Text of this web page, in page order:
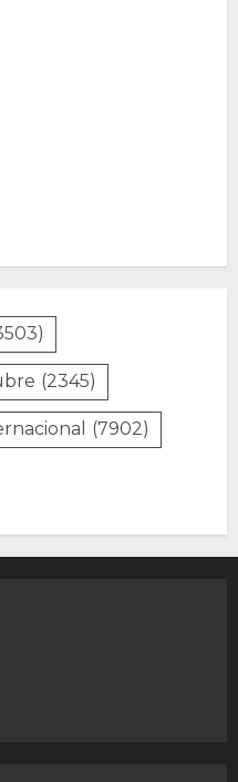
(2345)
(7902)